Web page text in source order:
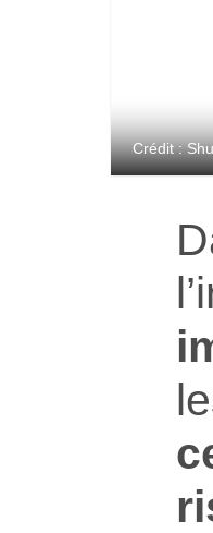
Crédit :